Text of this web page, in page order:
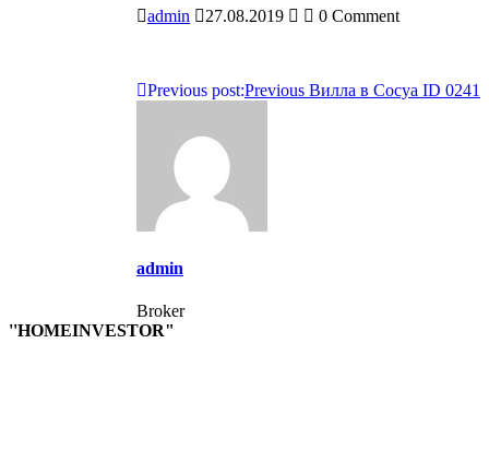
admin 27.08.2019 0 Comment
Навигация
записям
Previous
Previous post: Вилла в Сосуа ID 0241
admin
Broker
''HOMEINVESTOR"